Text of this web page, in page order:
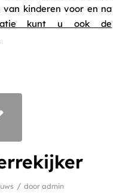
kinderen voor en na
kunt u ook de
/ dooradmin